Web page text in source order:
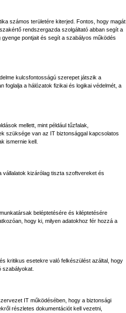
számos területére kiterjed. Fontos, hogy magát
rendszergazda szolgáltató abban segít a
pontjait és segít a szabályos működés
kulcsfontosságú szerepet játszik a
a hálózatok fizikai és logikai védelmét, a
mellett, mint például tűzfalak,
szüksége van az IT biztonsággal kapcsolatos
ismernie kell.
kizárólag tiszta szoftvereket és
beléptetésére és kiléptetésére
hogy ki, milyen adatokhoz fér hozzá a
kritikus esetekre való felkészülést azáltal, hogy
szabályokat.
IT működésében, hogy a biztonsági
részletes dokumentációt kell vezetni,